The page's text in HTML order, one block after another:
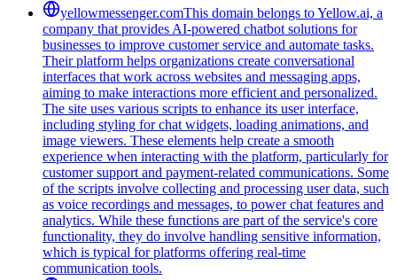
yellowmessenger.comThis domain belongs to Yellow.ai, a
company that provides AI-powered chatbot solutions for
businesses to improve customer service and automate tasks.
Their platform helps organizations create conversational
interfaces that work across websites and messaging apps,
aiming to make interactions more efficient and personalized.
The site uses various scripts to enhance its user interface,
including styling for chat widgets, loading animations, and
image viewers. These elements help create a smooth
experience when interacting with the platform, particularly for
customer support and payment-related communications. Some
of the scripts involve collecting and processing user data, such
as voice recordings and messages, to power chat features and
analytics. While these functions are part of the service's core
functionality, they do involve handling sensitive information,
which is typical for platforms offering real-time
communication tools.